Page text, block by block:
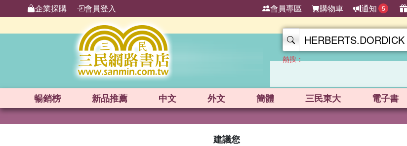
企業採購 會員登入 會員專區 購物車 通知 5
熱搜：
暢銷榜 新品推薦 中文 外文 簡體 三民東大 電子書
建議您